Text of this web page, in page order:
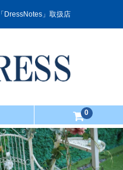
DressNotes」取扱店
0